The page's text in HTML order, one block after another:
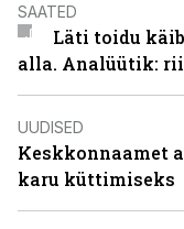
SAATED
Läti toidu
alla. Analüütik:
UUDISED
Keskkonnaamet
karu küttimiseks